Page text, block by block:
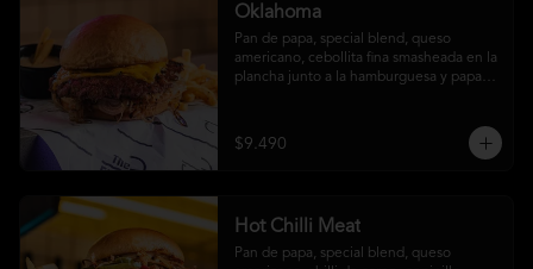
Oklahoma
Pan de papa, special blend, queso
americano, cebollita fina smasheada en la
plancha junto a la hamburguesa y papas
$9.490
Hot Chilli Meat
Pan de papa, special blend, queso